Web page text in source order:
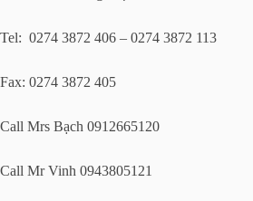
Tel: 0274 3872 406 – 0274
Fax: 0274 3872 405
Call Mrs Bạch 0912665120
Call Mr Vinh 0943805121